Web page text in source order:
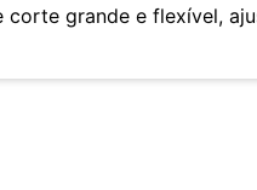
corte grande e flexível,